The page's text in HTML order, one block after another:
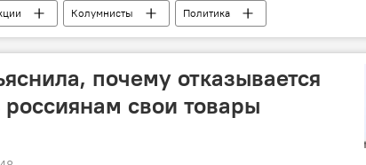
Колумнисты Политика
почему отказывается
россиянам свои товары